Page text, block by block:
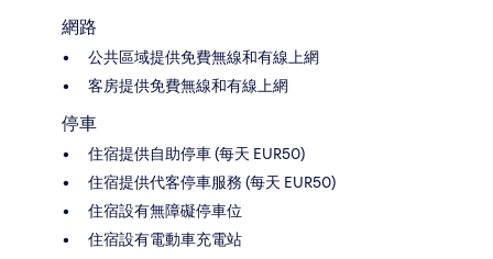
網路
公共區域提供免費無線和有線上網
客房提供免費無線和有線上網
停車
住宿提供自助停車 (每天 EUR50)
住宿提供代客停車服務 (每天 EUR50)
住宿設有無障礙停車位
住宿設有電動車充電站